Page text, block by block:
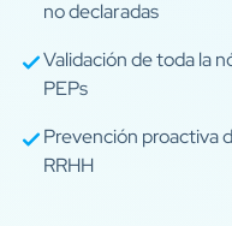
no declaradas
Validación de toda la
PEPs
Prevención proactiva
RRHH